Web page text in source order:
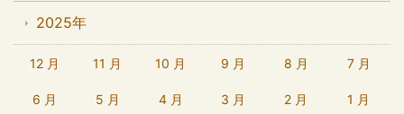
2025年
12 月 11 月 10 月 9 月 8 月 7 月
6 月 5 月 4 月 3 月 2 月 1 月